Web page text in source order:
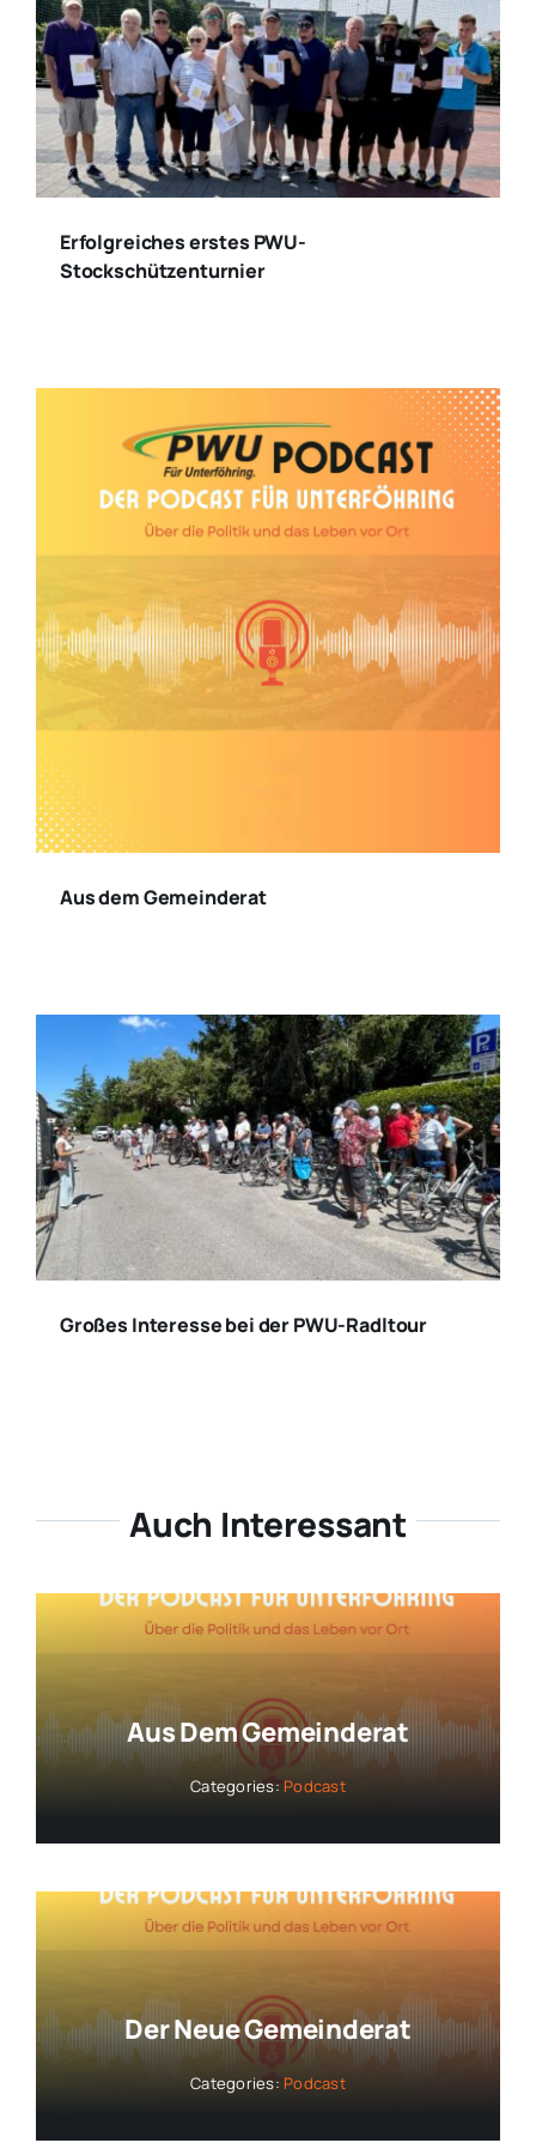
Erfolgreiches erstes PWU-
Stockschützenturnier
Aus dem Gemeinderat
Großes Interesse bei der PWU-Radltour
Auch Interessant
Aus Dem Gemeinderat
Categories: Podcast
Der Neue Gemeinderat
Categories: Podcast